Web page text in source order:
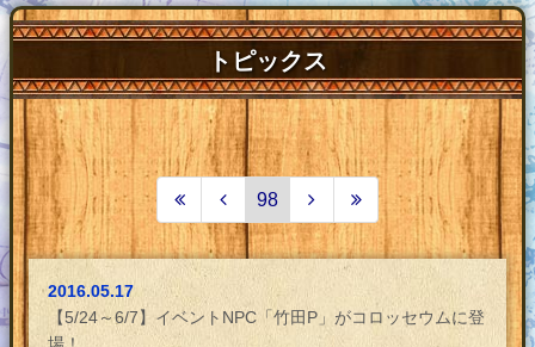
サポート ▼
▼
ネットカフェ ▼
トピックス
98
2016.05.17
【5/24～6/7】イベントNPC「竹田P」がコロッセウムに登
場！